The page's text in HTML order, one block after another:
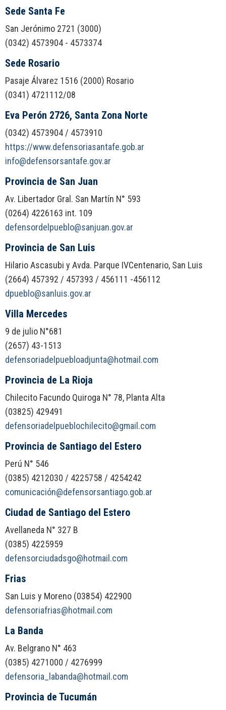
Sede Santa Fe
San Jerónimo 2721 (3000)
(0342) 4573904 - 4573374
Sede Rosario
Pasaje Álvarez 1516 (2000) Rosario
(0341) 4721112/08
Eva Perón 2726, Santa Zona Norte
(0342) 4573904 / 4573910
https://www.defensoriasantafe.gob.ar
info@defensorsantafe.gov.ar
Provincia de San Juan
Av. Libertador Gral. San Martín N° 593
(0264) 4226163 int. 109
defensordelpueblo@sanjuan.gov.ar
Provincia de San Luis
Hilario Ascasubi y Avda. Parque IVCentenario, San Luis
(2664) 457392 / 457393 / 456111 -456112
dpueblo@sanluis.gov.ar
Villa Mercedes
9 de julio N°681
(2657) 43-1513
defensoriadelpuebloadjunta@hotmail.com
Provincia de La Rioja
Chilecito Facundo Quiroga N° 78, Planta Alta
(03825) 429491
defensoriadelpueblochilecito@gmail.com
Provincia de Santiago del Estero
Perú N° 546
(0385) 4212030 / 4225758 / 4254242
comunicación@defensorsantiago.gob.ar
Ciudad de Santiago del Estero
Avellaneda N° 327 B
(0385) 4225959
defensorciudadsgo@hotmail.com
Frias
San Luis y Moreno (03854) 422900
defensoriafrias@hotmail.com
La Banda
Av. Belgrano N° 463
(0385) 4271000 / 4276999
defensoria_labanda@hotmail.com
Provincia de Tucumán